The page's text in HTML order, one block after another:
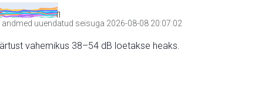
uuendatud seisuga 2026-08-08 20:07:02
vahemikus 38–54 dB loetakse heaks.